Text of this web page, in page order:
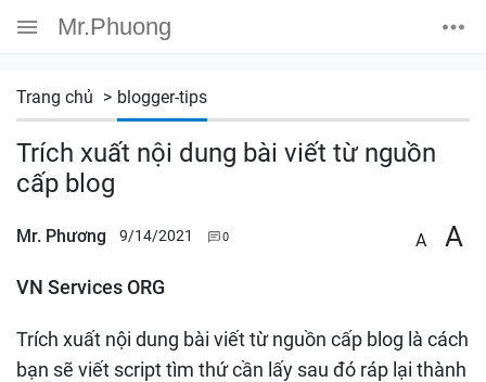
Mr.Phuong
Trang chủ blogger-tips
Trích xuất nội dung bài viết từ nguồn
cấp blog
Mr. Phương 9/14/2021 A A
VN Services ORG
Trích xuất nội dung bài viết từ nguồn cấp blog là cách
bạn sẽ viết script tìm thứ cần lấy sau đó ráp lại thành